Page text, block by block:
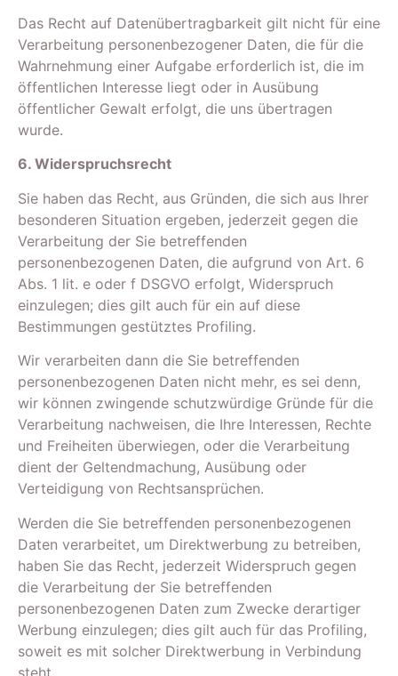
Das Recht auf Datenübertragbarkeit gilt nicht für eine
Verarbeitung personenbezogener Daten, die für die
Wahrnehmung einer Aufgabe erforderlich ist, die im
öffentlichen Interesse liegt oder in Ausübung
öffentlicher Gewalt erfolgt, die uns übertragen
wurde.
6. Widerspruchsrecht
Sie haben das Recht, aus Gründen, die sich aus Ihrer
besonderen Situation ergeben, jederzeit gegen die
Verarbeitung der Sie betreffenden
personenbezogenen Daten, die aufgrund von Art. 6
Abs. 1 lit. e oder f DSGVO erfolgt, Widerspruch
einzulegen; dies gilt auch für ein auf diese
Bestimmungen gestütztes Profiling.
Wir verarbeiten dann die Sie betreffenden
personenbezogenen Daten nicht mehr, es sei denn,
wir können zwingende schutzwürdige Gründe für die
Verarbeitung nachweisen, die Ihre Interessen, Rechte
und Freiheiten überwiegen, oder die Verarbeitung
dient der Geltendmachung, Ausübung oder
Verteidigung von Rechtsansprüchen.
Werden die Sie betreffenden personenbezogenen
Daten verarbeitet, um Direktwerbung zu betreiben,
haben Sie das Recht, jederzeit Widerspruch gegen
die Verarbeitung der Sie betreffenden
personenbezogenen Daten zum Zwecke derartiger
Werbung einzulegen; dies gilt auch für das Profiling,
soweit es mit solcher Direktwerbung in Verbindung
steht.